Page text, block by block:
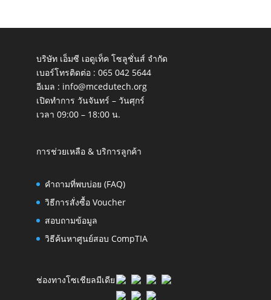
บริษัท เอ็มซี เอดูเท็ค โซลูชั่นส์ จำกัด
เบอร์โทรติดต่อ : 065 042 5644
อีเมล : info@mcedutech.org
เปิดทำการ วันจันทร์ – วันศุกร์
เวลา 09:00 – 18:00 น.
การช่วยเหลือ & บริการลูกค้า
คำถามที่พบบ่อย (FAQ)
วิธีการสั่งซื้อ Voucher
สอบถามข้อมูล
วิธีค้นหาศูนย์สอบ CompTIA
ช่องทางโซเชียลมีเดีย